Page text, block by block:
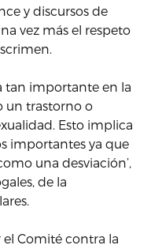
y discursos de
vez más el respeto
tan importante en la
un trastorno o
Esto implica
importantes ya que
una desviación’,
de la
Comité contra la